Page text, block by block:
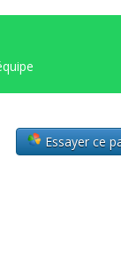
Essayer ce